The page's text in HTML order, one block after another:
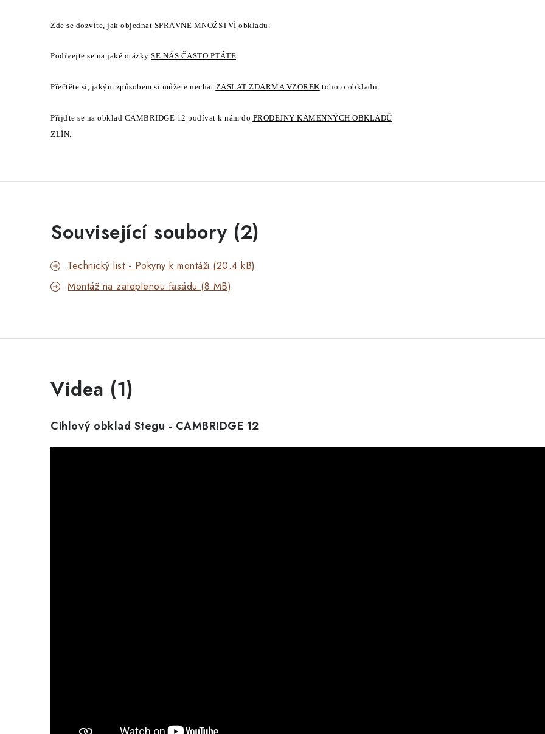
Zde se dozvíte, jak objednat SPRÁVNÉ MNOŽSTVÍ obkladu.
Podívejte se na jaké otázky SE NÁS ČASTO PTÁTE.
Přečtěte si, jakým způsobem si můžete nechat ZASLAT ZDARMA VZOREK tohoto obkladu.
Přijďte se na obklad CAMBRIDGE 12 podívat k nám do PRODEJNY KAMENNÝCH OBKLADŮ
ZLÍN.
Související soubory (2)
Technický list - Pokyny k montáži (20.4 kB)
Montáž na zateplenou fasádu (8 MB)
Videa (1)
Cihlový obklad Stegu - CAMBRIDGE 12